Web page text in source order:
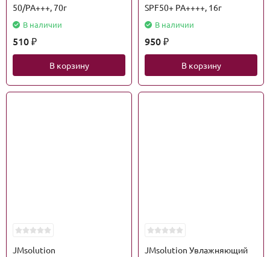
50/PA+++, 70г
В наличии
510 ₽
В корзину
SPF50+ PA++++, 16г
В наличии
950 ₽
В корзину
JMsolution
JMsolution Увлажняющий